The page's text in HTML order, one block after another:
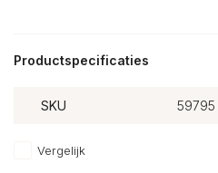
Productspecificaties
SKU 59795
Vergelijk